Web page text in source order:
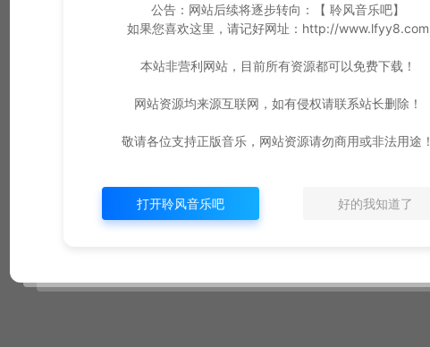
公告：网站后续将逐步转向：【 聆风音乐吧】
如果您喜欢这里，请记好网址：http://www.lfyy8.com
本站非营利网站，目前所有资源都可以免费下载！
网站资源均来源互联网，如有侵权请联系站长删除！
敬请各位支持正版音乐，网站资源请勿商用或非法用途！
打开聆风音乐吧 好的我知道了